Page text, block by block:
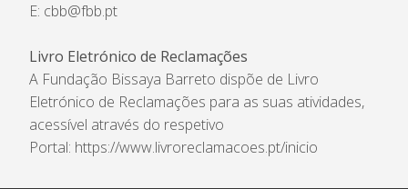
E: cbb@fbb.pt
Livro Eletrónico de Reclamações
A Fundação Bissaya Barreto dispõe de Livro
Eletrónico de Reclamações para as suas atividades,
acessível através do respetivo
Portal: https://www.livroreclamacoes.pt/inicio